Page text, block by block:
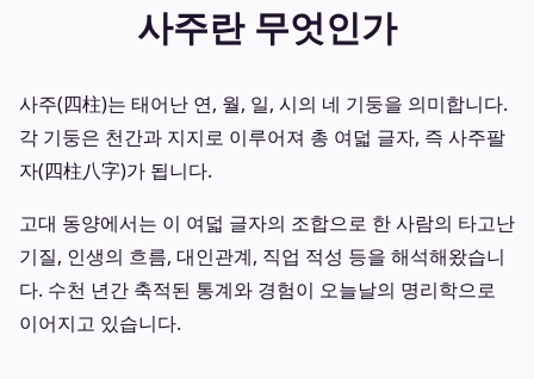
사주란 무엇인가
사주(四柱)는 태어난 연, 월, 일, 시의 네 기둥을 의미합니다.
각 기둥은 천간과 지지로 이루어져 총 여덟 글자, 즉 사주팔
자(四柱八字)가 됩니다.
고대 동양에서는 이 여덟 글자의 조합으로 한 사람의 타고난
기질, 인생의 흐름, 대인관계, 직업 적성 등을 해석해왔습니
다. 수천 년간 축적된 통계와 경험이 오늘날의 명리학으로
이어지고 있습니다.